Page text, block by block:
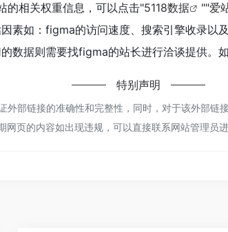
的相关权重信息，可以点击"5118数据 ""爱
素如：figma的访问速度、搜索引擎收录以
数据则需要找figma的站长进行洽谈提供。
特别声明
部链接的准确性和完整性，同时，对于该外部
页的内容如出现违规，可以直接联系网站管理员